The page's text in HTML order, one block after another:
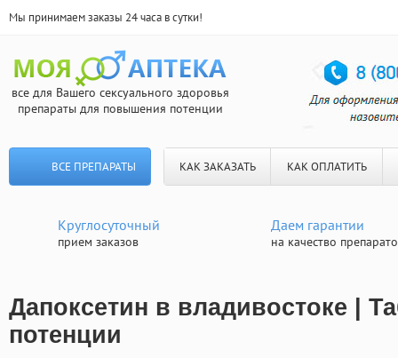
Мы принимаем заказы 24 часа в сутки!
все для Вашего сексуального здоровья
препараты для повышения потенции
ВСЕ ПРЕПАРАТЫ КАК ЗАКАЗАТЬ КАК ОПЛАТИТЬ
Круглосуточный
прием заказов
Даем гарантии
на качество
Дапоксетин в владивостоке |
потенции